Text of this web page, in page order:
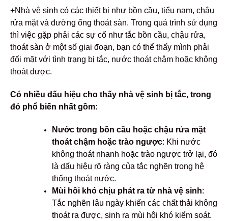
+Nhà vệ sinh có các thiết bị như bồn cầu, tiểu nam, chậu
rửa mặt và đường ống thoát sàn. Trong quá trình sử dụng
thì việc gặp phải các sự cố như tắc bồn cầu, chậu rửa,
thoát sàn ở một số giai đoạn, bạn có thể thấy mình phải
đối mặt với tình trạng bị tắc, nước thoát chậm hoặc không
thoát được.
Có nhiều dấu hiệu cho thấy nhà vệ sinh bị tắc, trong
đó phổ biến nhất gồm:
Nước trong bồn cầu hoặc chậu rửa mặt
thoát chậm hoặc trào ngược: Khi nước
không thoát nhanh hoặc trào ngược trở lại, đó
là dấu hiệu rõ ràng của tắc nghẽn trong hệ
thống thoát nước.
Mùi hôi khó chịu phát ra từ nhà vệ sinh:
Tắc nghẽn lâu ngày khiến các chất thải không
thoát ra được, sinh ra mùi hôi khó kiểm soát.